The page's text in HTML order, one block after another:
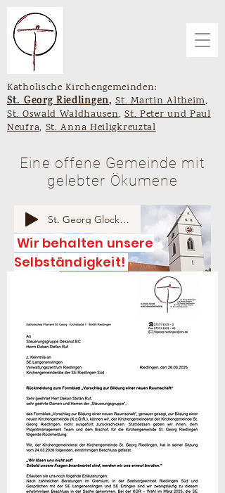
Katholische Kirchengemeinden:
St. Georg Riedlingen, St. Martin Altheim,
St. Oswald Waldhausen,St. Peter und Paul
Neufra, St. Anna Heiligkreuztal
Eine offene Gemeinde mit
gelebter Ökumene
St. Georg Glocken
Wir behalten unsere
Selbständigkeit!